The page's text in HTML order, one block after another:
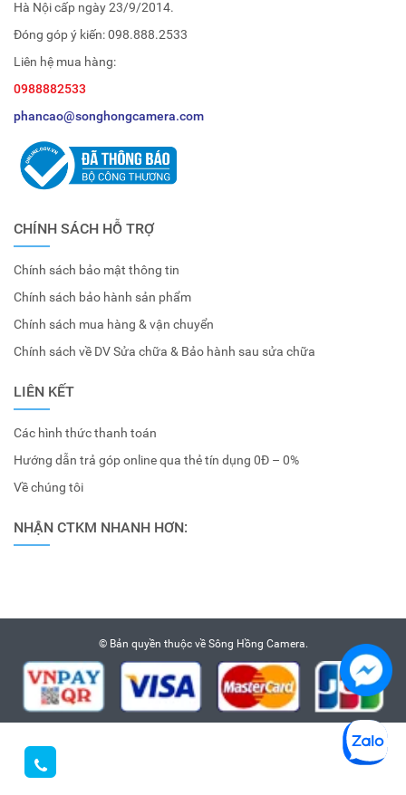
Hà Nội cấp ngày 23/9/2014.
Đóng góp ý kiến:098.888.2533
Liên hệ mua hàng:
0988882533
phancao@songhongcamera.com
CHÍNH SÁCH HỖ TRỢ
Chính sách bảo mật thông tin
Chính sách bảo hành sản phẩm
Chính sách mua hàng & vận chuyển
Chính sách về DV Sửa chữa & Bảo hành sau sửa chữa
LIÊN KẾT
Các hình thức thanh toán
Hướng dẫn trả góp online qua thẻ tín dụng 0Đ – 0%
Về chúng tôi
NHẬN CTKM NHANH HƠN:
© Bản quyền thuộc về Sông Hồng Camera.